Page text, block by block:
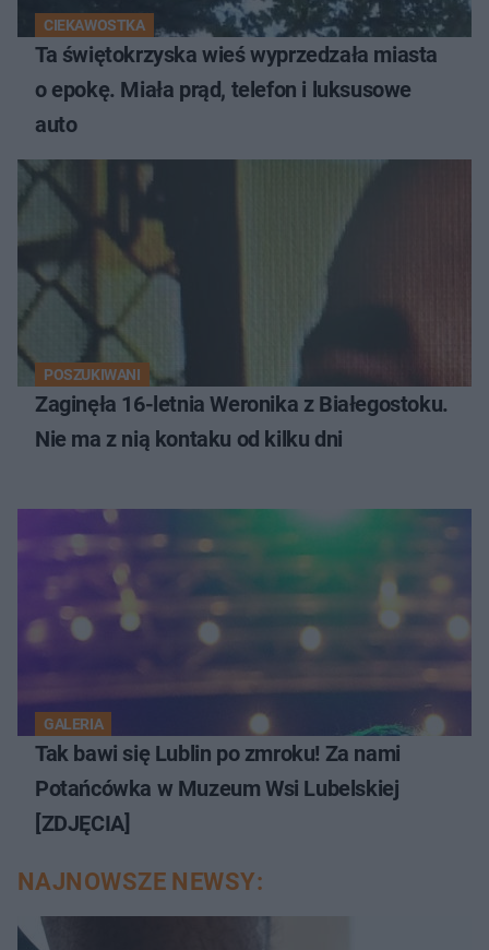
CIEKAWOSTKA
Ta świętokrzyska wieś wyprzedzała miasta
o epokę. Miała prąd, telefon i luksusowe
auto
POSZUKIWANI
Zaginęła 16-letnia Weronika z Białegostoku.
Nie ma z nią kontaku od kilku dni
GALERIA
Tak bawi się Lublin po zmroku! Za nami
Potańcówka w Muzeum Wsi Lubelskiej
[ZDJĘCIA]
NAJNOWSZE NEWSY: